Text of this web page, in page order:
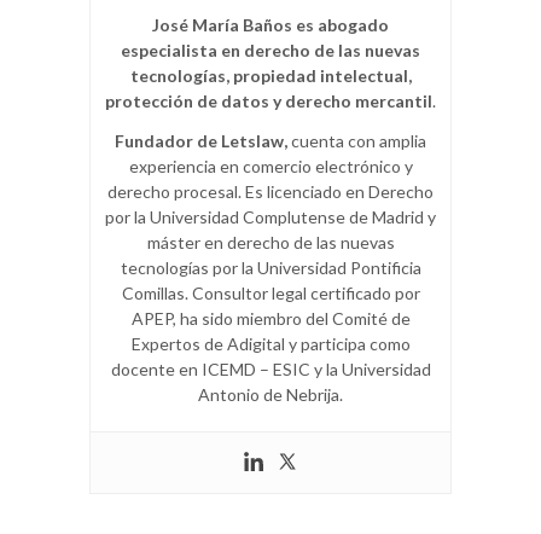
José María Baños es abogado
especialista en derecho de las nuevas
tecnologías, propiedad intelectual,
protección de datos y derecho mercantil.
Fundador de Letslaw,cuenta con amplia
experiencia en comercio electrónico y
derecho procesal. Es licenciado en Derecho
por la Universidad Complutense de Madrid y
máster en derecho de las nuevas
tecnologías por la Universidad Pontificia
Comillas. Consultor legal certificado por
APEP, ha sido miembro del Comité de
Expertos de Adigital y participa como
docente en ICEMD – ESIC y la Universidad
Antonio de Nebrija.